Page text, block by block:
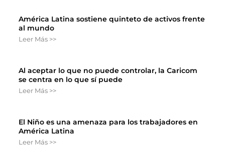
América Latina sostiene quinteto de activos frente
al mundo
Leer Más >>
Al aceptar lo que no puede controlar, la Caricom
se centra en lo que sí puede
Leer Más >>
El Niño es una amenaza para los trabajadores en
América Latina
Leer Más >>